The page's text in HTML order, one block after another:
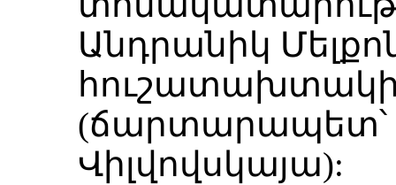
Անդրանիկ
հուշատախտակի
(ճարտարապետ՝
Վիլվովսկայա):